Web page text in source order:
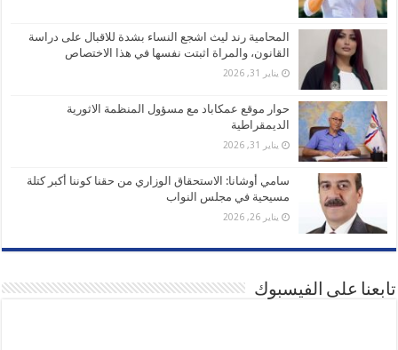
المحامية رند ليث اشجع النساء بشدة للاقبال على دراسة
القانون، والمراة اثبتت نفسها في هذا الاختصاص
يناير 31, 2026
حوار موقع عمكاباد مع مسؤول المنظمة الاثورية
الديمقراطية
يناير 31, 2026
سامي أوشانا: الاستحقاق الوزاري من حقنا كوننا أكبر كتلة
مسيحية في مجلس النواب
يناير 26, 2026
تابعنا على الفيسبوك